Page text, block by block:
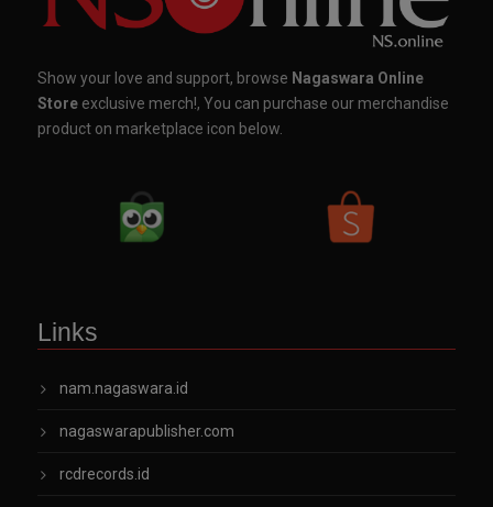
Show your love and support, browse Nagaswara Online
Store exclusive merch!, You can purchase our merchandise
product on marketplace icon below.
Links
nam.nagaswara.id
nagaswarapublisher.com
rcdrecords.id